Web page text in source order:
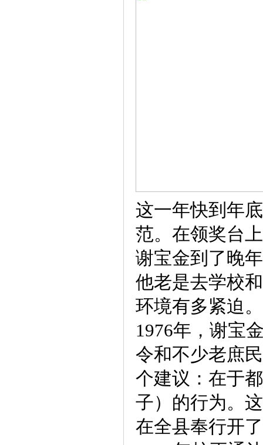
这一年快到年
范。在领奖台
谢宝金到了晚
他老是去学校
环境有多紧迫
1976年，谢宝
令和不少老庶
个建议：在于
子）的行为。
在全县奉行开